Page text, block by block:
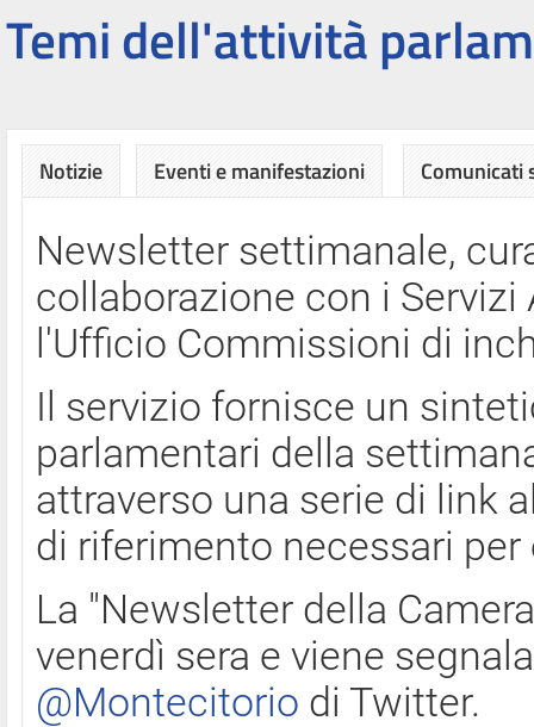
Temi dell'attività
Notizie Eventi e manifestazioni Comunicati
Newsletter settimanale,
collaborazione con i
l'Ufficio Commissioni di
Il servizio fornisce un
parlamentari della
attraverso una serie di link
di riferimento necessari
La "Newsletter della
venerdì sera e viene
@Montecitorio di Twitter.